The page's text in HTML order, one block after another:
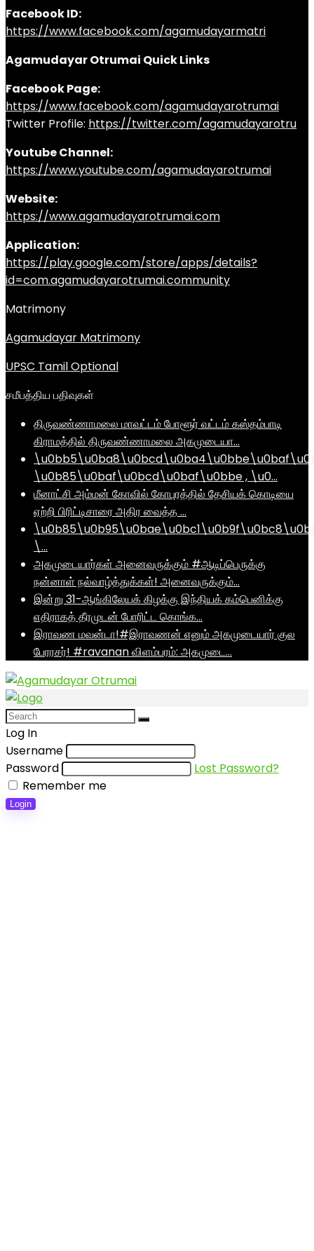
Facebook ID:
https://www.facebook.com/agamudayarmatri
Agamudayar Otrumai Quick Links
Facebook Page:
https://www.facebook.com/agamudayarotrumai
Twitter Profile: https://twitter.com/agamudayarotru
Youtube Channel:
https://www.youtube.com/agamudayarotrumai
Website:
https://www.agamudayarotrumai.com
Application:
https://play.google.com/store/apps/details?
id=com.agamudayarotrumai.community
Matrimony
Agamudayar Matrimony
UPSC Tamil Optional
சமீபத்திய பதிவுகள்
திருவண்ணாமலை மாவட்டம் போளூர் வட்டம் கஸ்தம்பாடி
கிராமத்தில் திருவண்ணாமலை அகமுடையா…
\u0b85\u0baf\u0bcd\u0baf\u0bbe , \u0…
மீனாட்சி அம்மன் கோவில் கோபுரத்தில் தேசியக் கொடியை
ஏற்றி பிரிட்டிசாரை அதிர வைத்த …
\…
அகமுடையார்கள் அனைவருக்கும் #ஆடிப்பெருக்கு
நன்னாள் நல்வாழ்த்துக்கள்! அனைவருக்கும்…
இன்று 31-ஆங்கிலேயக் கிழக்கு இந்தியக் கம்பெனிக்கு
எதிராகத் தீரமுடன் போரிட்ட கொங்க…
இராவண மவன்டா!#இராவணன் எனும் அகமுடையார் குல
பேரரசர்! #ravanan விளம்பரம்: அகமுடை…
Log In
Username
Password
Lost Password?
Remember me
Login